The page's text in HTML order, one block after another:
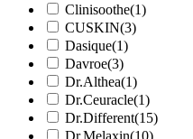
Clinisoothe(1)
CUSKIN(3)
Dasique(1)
Davroe(3)
Dr.Althea(1)
Dr.Ceuracle(1)
Dr.Different(15)
Dr.Melaxin(10)